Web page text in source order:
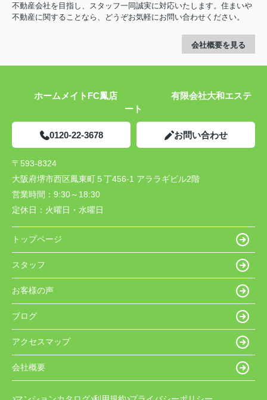
不動産会社を目指し、スタッフ一同誠実に対応いたします。住まいや
不動産に関することなら、どうぞお気軽にお問い合わせください。
会社概要を見る
ホームメイトFC鳳店 有限会社大和エステ
ート
0120-22-3678 お問い合わせ
〒593-8324
大阪府堺市西区鳳東町５丁456-1 アララギビル2階
営業時間： 9:30～18:30
定休日： 火曜日・水曜日
トップページ
スタッフ
お客様の声
ブログ
アクセスマップ
会社概要